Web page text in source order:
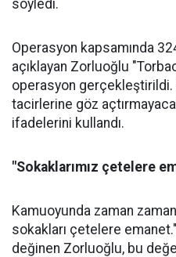
söyledi.
Operasyon kapsamında
açıklayan Zorluoğlu
operasyon gerçekleştirildi.
tacirlerine göz
ifadelerini kullandı.
"Sokaklarımız çetelere
Kamuoyunda zaman
sokakları çetelere
değinen Zorluoğlu, bu